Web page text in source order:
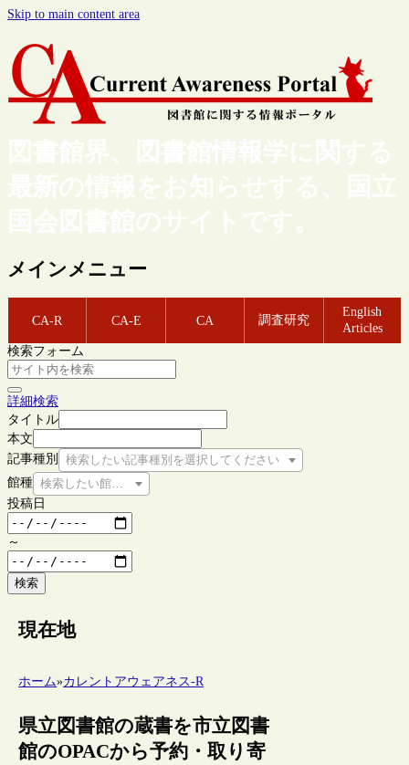
Skip to main content area
図書館界、図書館情報学に関する
最新の情報をお知らせする、国立
国会図書館のサイトです。
メインメニュー
CA-R CA-E CA 調査研究
English
Articles
検索フォーム
詳細検索
タイトル
本文
記事種別
検索したい記事種別を選択してください
館種 検索したい館種を選択してください
投稿日
～
検索
現在地
ホーム»カレントアウェアネス-R
県立図書館の蔵書を市立図書
館のOPACから予約・取り寄